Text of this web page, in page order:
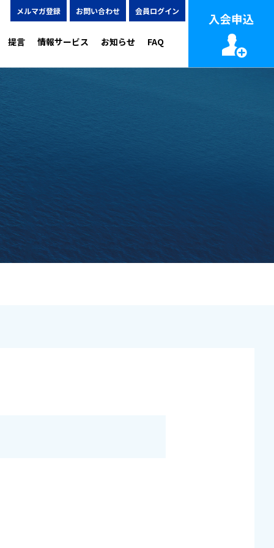
メルマガ登録 お問い合わせ 会員ログイン
提言 情報サービス お知らせ FAQ